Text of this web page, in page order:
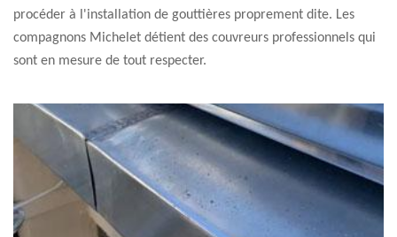
procéder à l'installation de gouttières proprement dite. Les
compagnons Michelet détient des couvreurs professionnels qui
sont en mesure de tout respecter.